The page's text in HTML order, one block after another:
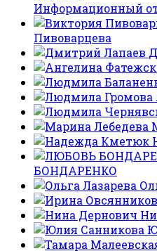
Информационный
Пивоварцева
БОНДАРЕНКО